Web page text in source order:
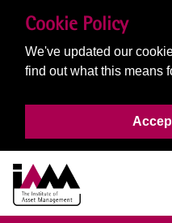
Cookie Policy
We've updated our
find out what this means